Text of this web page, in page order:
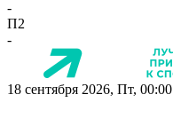
-
П2
-
18 сентября 2026, Пт, 00:00